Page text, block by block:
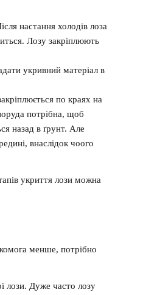
настання холодів лоза
Лозу закріплюють
укривний матеріал в
по краях на
потрібна, щоб
назад в ґрунт. Але
внаслідок чоого
укриття лози можна
менше, потрібно
лози. Дуже часто лозу